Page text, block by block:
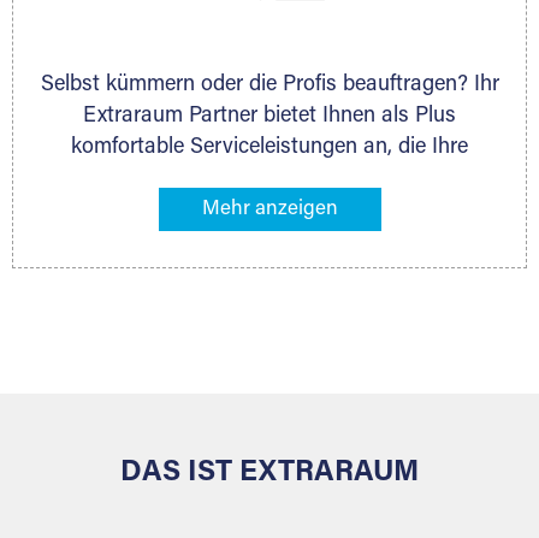
Selbst kümmern oder die Profis beauftragen? Ihr
Extraraum Partner bietet Ihnen als Plus
komfortable Serviceleistungen an, die Ihre
gehören z. B. Verpackungsservice, Lieferung von
Ihr Lagergut wird bei Ihrem Extraraum Partner
DAS IST EXTRARAUM